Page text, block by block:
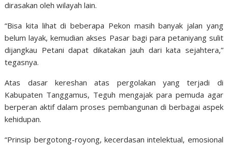
dirasakan oleh wilayah lain.
“Bisa kita lihat di beberapa Pekon masih banyak jalan yang
belum layak, kemudian akses Pasar bagi para petaniyang sulit
dijangkau Petani dapat dikatakan jauh dari kata sejahtera,”
tegasnya.
Atas dasar kereshan atas pergolakan yang terjadi di
Kabupaten Tanggamus, Teguh mengajak para pemuda agar
berperan aktif dalam proses pembangunan di berbagai aspek
kehidupan.
“Prinsip bergotong-royong, kecerdasan intelektual, emosional